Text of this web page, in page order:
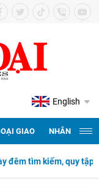
English
GIAO NHÂN
tìm kiếm, quy tập